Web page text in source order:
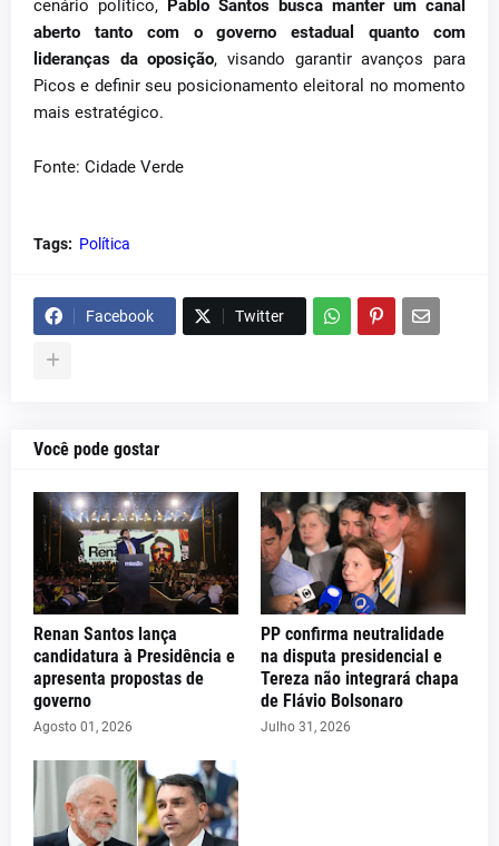
cenário político,
Pablo Santos busca manter um canal
aberto tanto com o governo estadual quanto com
lideranças da oposição, visando garantir avanços para
Picos e definir seu posicionamento eleitoral no momento
mais estratégico.
Fonte: Cidade Verde
Tags: Política
Facebook Twitter
Você pode gostar
Renan Santos lança
candidatura à Presidência e
apresenta propostas de
governo
Agosto 01, 2026
PP confirma neutralidade
na disputa presidencial e
Tereza não integrará chapa
de Flávio Bolsonaro
Julho 31, 2026